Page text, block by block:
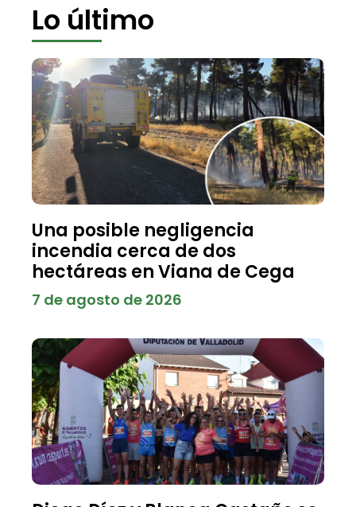
Lo último
Una posible negligencia
incendia cerca de dos
hectáreas en Viana de Cega
7 de agosto de 2026